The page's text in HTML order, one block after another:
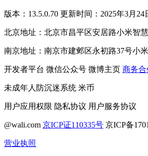
版本：13.5.0.70 更新时间：2025年3月24
北京地址：北京市昌平区安居路小米智
南京地址：南京市建邺区永初路37号小
开发者平台 微信公众号 微博主页 商务合
未成年人防沉迷系统 米币
用户应用权限 隐私协议 用户服务协议
@wali.com 京ICP证110335号 京ICP备
营业执照